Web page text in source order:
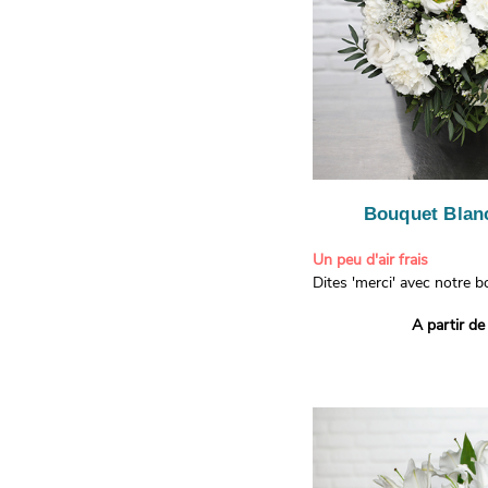
Bouquet
Un peu d'air frais
Dites 'merci' avec notre
de limonium blanc, ce
symbolisent l'amour et
le limonium blanc ajoute
A partir